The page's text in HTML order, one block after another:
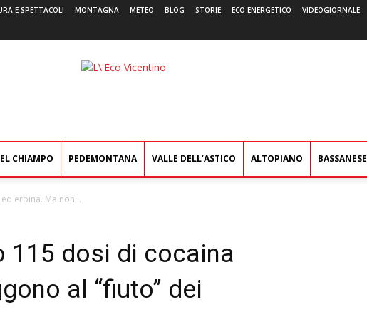
E SPETTACOLI MONTAGNA METEO BLOG STORIE ECO ENERGETICO VIDEOGIORNALE
L'Eco
CHIAMPO PEDEMONTANA VALLE DELL’ASTICO ALTOPIANO BASSANESE
eroina. Ma non...
115 dosi di cocaina
al “fiuto” dei